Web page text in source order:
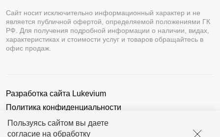
Пользуясь сайтом вы даете
согласие на обработку
Сайт носит исключительно информационный характер и не
является публичной офертой, определяемой положениями ГК
РФ. Для получения подробной информации о наличии, видах,
характеристиках и стоимости услуг и товаров обращайтесь в
офис продаж.
Разработка сайта Lukevium
Политика конфиденциальности
Пользовательское соглашение